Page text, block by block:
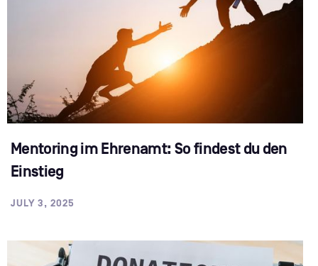
Mentoring im Ehrenamt: So findest du den
Einstieg
JULY 3, 2025